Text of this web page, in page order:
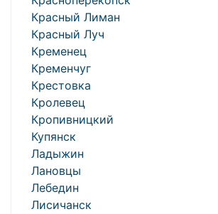
Красный Лиман
Красный Луч
Кременец
Кременчуг
Крестовка
Кролевец
Кропивницкий
Купянск
Ладыжин
Лановцы
Лебедин
Лисичанск